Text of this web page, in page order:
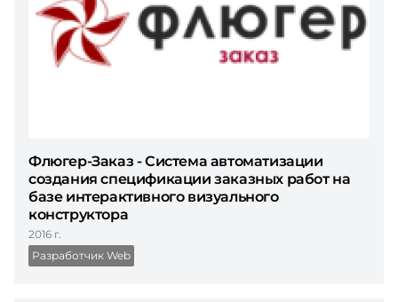
Флюгер-Заказ - Система автоматизации
создания спецификации заказных работ на
базе интерактивного визуального
конструктора
2016 г.
Разработчик Web